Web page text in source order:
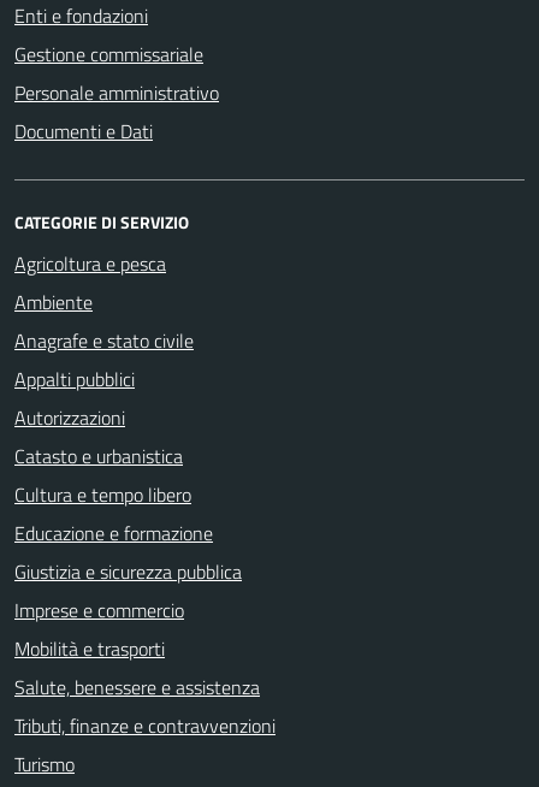
Enti e fondazioni
Gestione commissariale
Personale amministrativo
Documenti e Dati
CATEGORIE DI SERVIZIO
Agricoltura e pesca
Ambiente
Anagrafe e stato civile
Appalti pubblici
Autorizzazioni
Catasto e urbanistica
Cultura e tempo libero
Educazione e formazione
Giustizia e sicurezza pubblica
Imprese e commercio
Mobilità e trasporti
Salute, benessere e assistenza
Tributi, finanze e contravvenzioni
Turismo